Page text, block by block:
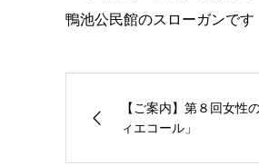
鴨池公民館のスローガンです
【ご案内】第８回女性
ィエコール」